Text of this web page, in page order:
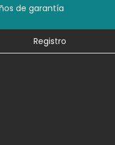
de garantía
Registro